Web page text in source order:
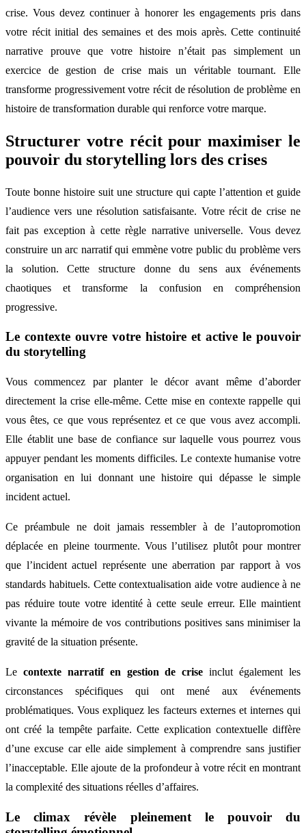
crise. Vous devez continuer à honorer les engagements pris dans
votre récit initial des semaines et des mois après. Cette continuité
narrative prouve que votre histoire n’était pas simplement un
exercice de gestion de crise mais un véritable tournant. Elle
transforme progressivement votre récit de résolution de problème en
histoire de transformation durable qui renforce votre marque.
Structurer votre récit pour maximiser le
pouvoir du storytelling lors des crises
Toute bonne histoire suit une structure qui capte l’attention et guide
l’audience vers une résolution satisfaisante. Votre récit de crise ne
fait pas exception à cette règle narrative universelle. Vous devez
construire un arc narratif qui emmène votre public du problème vers
la solution. Cette structure donne du sens aux événements
chaotiques et transforme la confusion en compréhension
progressive.
Le contexte ouvre votre histoire et active le pouvoir
du storytelling
Vous commencez par planter le décor avant même d’aborder
directement la crise elle-même. Cette mise en contexte rappelle qui
vous êtes, ce que vous représentez et ce que vous avez accompli.
Elle établit une base de confiance sur laquelle vous pourrez vous
appuyer pendant les moments difficiles. Le contexte humanise votre
organisation en lui donnant une histoire qui dépasse le simple
incident actuel.
Ce préambule ne doit jamais ressembler à de l’autopromotion
déplacée en pleine tourmente. Vous l’utilisez plutôt pour montrer
que l’incident actuel représente une aberration par rapport à vos
standards habituels. Cette contextualisation aide votre audience à ne
pas réduire toute votre identité à cette seule erreur. Elle maintient
vivante la mémoire de vos contributions positives sans minimiser la
gravité de la situation présente.
Le contexte narratif en gestion de crise inclut également les
circonstances spécifiques qui ont mené aux événements
problématiques. Vous expliquez les facteurs externes et internes qui
ont créé la tempête parfaite. Cette explication contextuelle diffère
d’une excuse car elle aide simplement à comprendre sans justifier
l’inacceptable. Elle ajoute de la profondeur à votre récit en montrant
la complexité des situations réelles d’affaires.
Le climax révèle pleinement le pouvoir du